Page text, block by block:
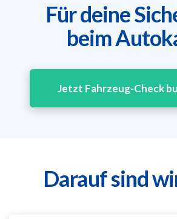
Für deine
beim
Jetzt Fahrzeug-Check
Darauf sind